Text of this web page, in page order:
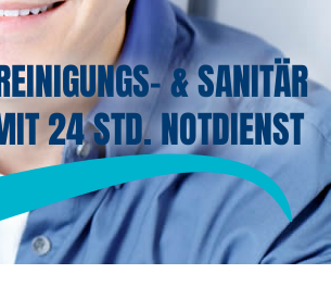
& SANITÄR
24 STD. NOTDIENST